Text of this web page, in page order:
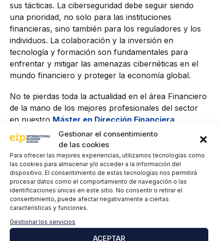
Gestionar el consentimiento
de las cookies
Para ofrecer las mejores experiencias, utilizamos tecnologías como
las cookies para almacenar y/o acceder a la información del
dispositivo. El consentimiento de estas tecnologías nos permitirá
procesar datos como el comportamiento de navegación o las
identificaciones únicas en este sitio. No consentir o retirar el
consentimiento, puede afectar negativamente a ciertas
características y funciones.
Gestionar los servicios
ACEPTAR
sus tácticas. La ciberseguridad debe seguir siendo
una prioridad, no solo para las instituciones
financieras, sino también para los reguladores y los
individuos. La colaboración y la inversión en
tecnología y formación son fundamentales para
enfrentar y mitigar las amenazas cibernéticas en el
mundo financiero y proteger la economía global.
No te pierdas toda la actualidad en el área Financiero
de la mano de los mejores profesionales del sector
en nuestro Máster en Dirección Financiera,
Contable y Control de Gestión.